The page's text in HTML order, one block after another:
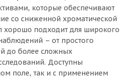
которые обеспечивают
со сниженной хроматической
хорошо подходит для широкого
– от простого
до более сложных
Доступны
поле, так и с применением